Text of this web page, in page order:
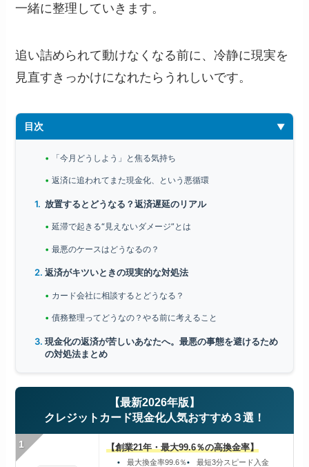
一緒に整理していきます。
追い詰められて動けなくなる前に、冷静に現実を
見直すきっかけになれたらうれしいです。
目次
「今月どうしよう」と焦る気持ち
返済に追われてまた現金化、という悪循環
放置するとどうなる？返済遅延のリアル
延滞で起きる“見えないダメージ”とは
最悪のケースはどうなるの？
返済がキツいときの現実的な対処法
カード会社に相談するとどうなる？
債務整理ってどうなの？やる前に考えること
現金化の返済が苦しいあなたへ。最悪の事態を避けるため
の対処法まとめ
【最新2026年版】
クレジットカード現金化人気おすすめ３選！
1 【創業21年・最大99.6％の高換金率】
最大換金率99.6％
最短3分スピード入金